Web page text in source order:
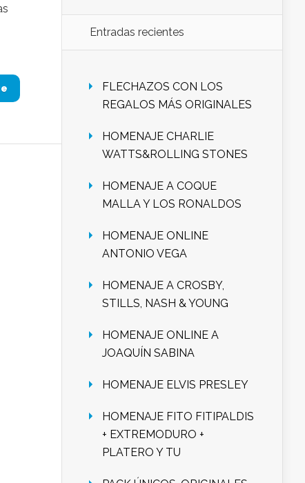
Entradas recientes
FLECHAZOS CON LOS
REGALOS MÁS ORIGINALES
HOMENAJE CHARLIE
WATTS&ROLLING STONES
HOMENAJE A COQUE
MALLA Y LOS RONALDOS
HOMENAJE ONLINE
ANTONIO VEGA
HOMENAJE A CROSBY,
STILLS, NASH & YOUNG
HOMENAJE ONLINE A
JOAQUÍN SABINA
HOMENAJE ELVIS PRESLEY
HOMENAJE FITO FITIPALDIS
+ EXTREMODURO +
PLATERO Y TU